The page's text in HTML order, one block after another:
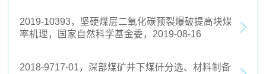
2019-10393，坚硬煤层二氧化碳预裂爆破提高块煤
率机理，国家自然科学基金委，2019-08-16
2018-9717-01，深部煤矿井下煤矸分选、材料制备